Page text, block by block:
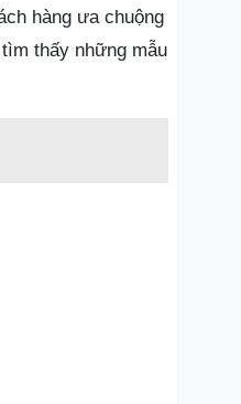
hàng ưa chuộng
thấy những mẫu